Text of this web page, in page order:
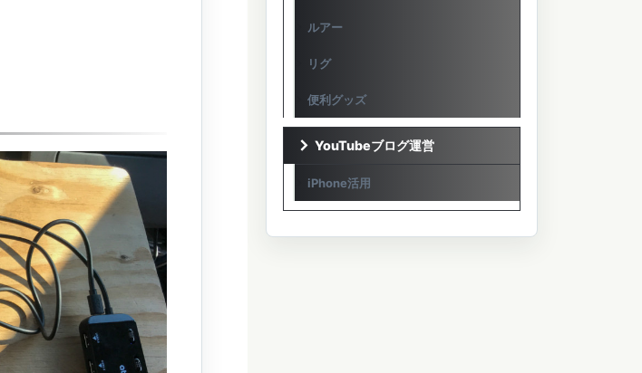
ルアー
リグ
便利グッズ
YouTubeブログ運営
iPhone活用